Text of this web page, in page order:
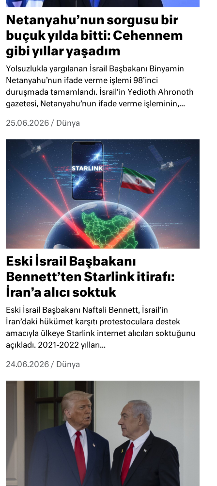
Netanyahu’nun sorgusu bir
buçuk yılda bitti: Cehennem
gibi yıllar yaşadım
Yolsuzlukla yargılanan İsrail Başbakanı Binyamin
Netanyahu’nun ifade verme işlemi 98’inci
duruşmada tamamlandı. İsrail’in Yedioth Ahronoth
gazetesi, Netanyahu’nun ifade verme işleminin,...
25.06.2026 / Dünya
Eski İsrail Başbakanı
Bennett’ten Starlink itirafı:
İran’a alıcı soktuk
Eski İsrail Başbakanı Naftali Bennett, İsrail’in
İran’daki hükümet karşıtı protestoculara destek
amacıyla ülkeye Starlink internet alıcıları soktuğunu
açıkladı. 2021-2022 yılları...
24.06.2026 / Dünya